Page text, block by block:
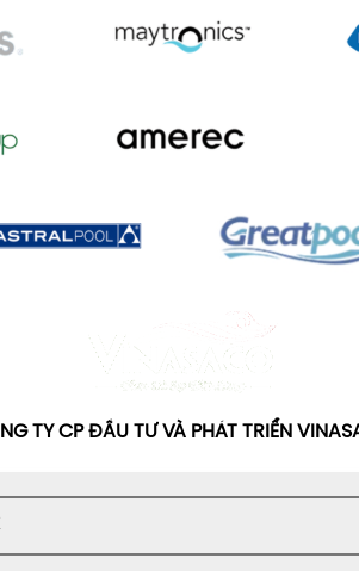
TY CP ĐẦU TƯ VÀ PHÁT TRIỂN